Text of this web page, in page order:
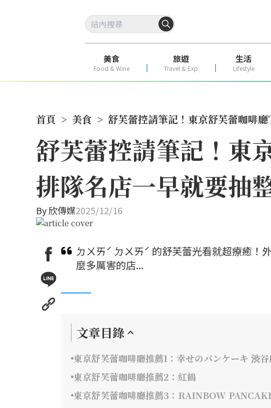
美食
Food & Wine
旅遊
Travel & Exp
生活
Lifestyle
首頁 > 美食 > 舒芙蕾控請筆記！東京舒芙蕾咖啡
舒芙蕾控請筆記！東
排隊名店一早就要抽
By欣傳媒2025/12/16
ㄉㄨㄞˊ ㄉㄨㄞˊ 的舒芙蕾光看就超療癒！
麼多厲害的店...
文章目錄
東京舒芙蕾咖啡廳推薦1：幸せのパンケーキ 渋谷
東京舒芙蕾咖啡廳推薦2：紅鶴
東京舒芙蕾咖啡廳推薦3：RAINBOW